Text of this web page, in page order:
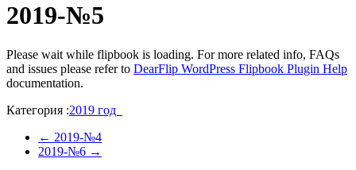
2019-№5
Please wait while flipbook is loading. For more related info, FAQs
and issues please refer to DearFlip WordPress Flipbook Plugin Help
documentation.
Категория :2019 год
← 2019-№4
2019-№6 →